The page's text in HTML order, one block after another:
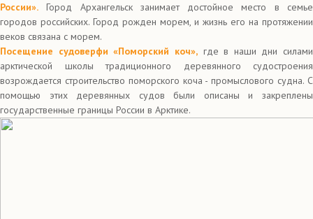
России». Город Архангельск занимает достойное место в семье
городов российских. Город рожден морем, и жизнь его на протяжении
веков связана с морем.
Посещение судоверфи «Поморский коч»,где в наши дни силами
арктической школы традиционного деревянного судостроения
возрождается строительство поморского коча - промыслового судна. С
помощью этих деревянных судов были описаны и закреплены
государственные границы России в Арктике.